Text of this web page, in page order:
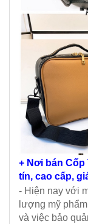
+ Nơi bán
tín, cao cấp,
- Hiện nay với
lượng mỹ
và việc bảo